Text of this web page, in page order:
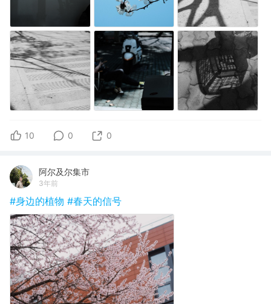
10 0 0
阿尔及尔集市
3年前
#身边的植物 #春天的信号